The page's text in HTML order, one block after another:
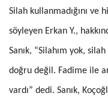
Silah kullanmadığını ve
söyleyen Erkan Y.,
Sanık, “Silahım yok,
doğru değil. Fadime ile
vardı” dedi. Sanık,